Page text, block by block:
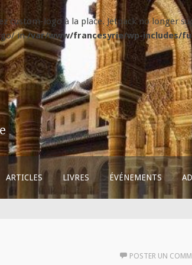
custom-logo à la place. Jetpack no longer
in/var/www/francesyrie/wp-includes/
ARTICLES LIVRES ÉVÉNEMENTS
POSTER UN